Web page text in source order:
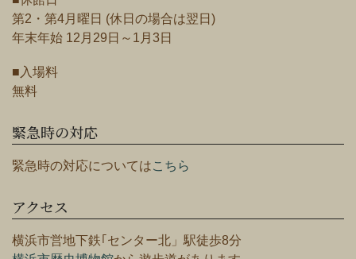
第2・第4月曜日 (休日の場合は翌日)
年末年始 12月29日～1月3日
■入場料
無料
緊急時の対応
緊急時の対応についてはこちら
アクセス
横浜市営地下鉄｢センター北」駅徒歩8分